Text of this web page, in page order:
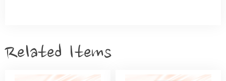
Related Items